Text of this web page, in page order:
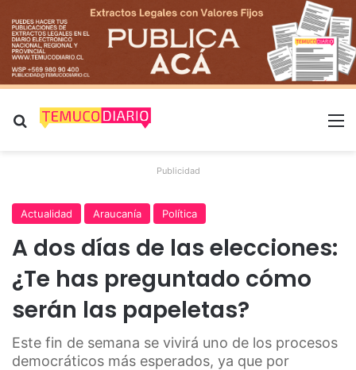
Buscar por
Publicidad
Actualidad Araucanía Política
A dos días de las elecciones:
¿Te has preguntado cómo
serán las papeletas?
Este fin de semana se vivirá uno de los procesos
democráticos más esperados, ya que por